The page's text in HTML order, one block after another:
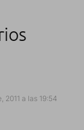
2011 a las 19:54